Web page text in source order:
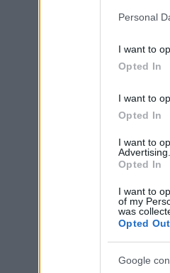
Personal
I want to
Opted In
I want to
Opted In
I want to
Advertising.
Opted In
I want to
of my
was
Opted Out
Google